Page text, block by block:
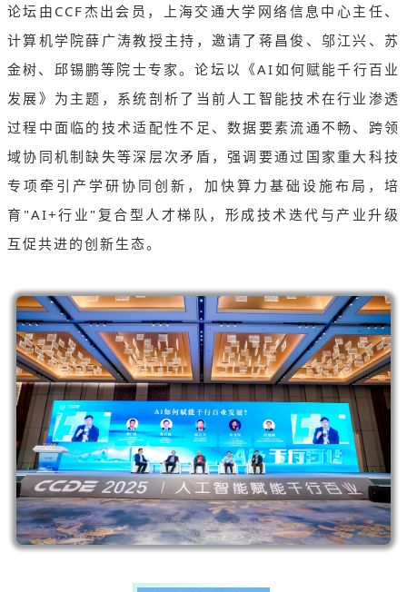
论坛由CCF杰出会员，上海交通大学网络信息中心主任、
计算机学院薛广涛教授主持，邀请了蒋昌俊、邬江兴、苏
金树、邱锡鹏等院士专家。论坛以《AI如何赋能千行百业
发展》为主题，系统剖析了当前人工智能技术在行业渗透
过程中面临的技术适配性不足、数据要素流通不畅、跨领
域协同机制缺失等深层次矛盾，强调要通过国家重大科技
专项牵引产学研协同创新，加快算力基础设施布局，培
育"AI+行业"复合型人才梯队，形成技术迭代与产业升级
互促共进的创新生态。